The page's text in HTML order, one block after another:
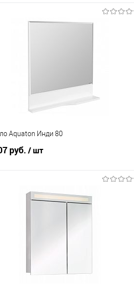
Aquaton Инди 80
руб. / шт